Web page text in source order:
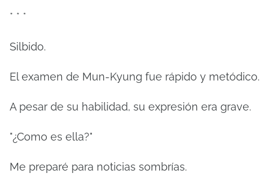
* * *
Silbido.
El examen de Mun-Kyung fue rápido y metódico.
A pesar de su habilidad, su expresión era grave.
"¿Como es ella?"
Me preparé para noticias sombrías.